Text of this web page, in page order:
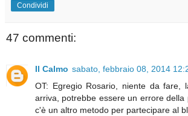
Condividi
47 commenti:
Il Calmo sabato, febbraio 08, 2014
OT: Egregio Rosario, niente da fare,
arriva, potrebbe essere un errore della
c'è un altro metodo per partecipare al